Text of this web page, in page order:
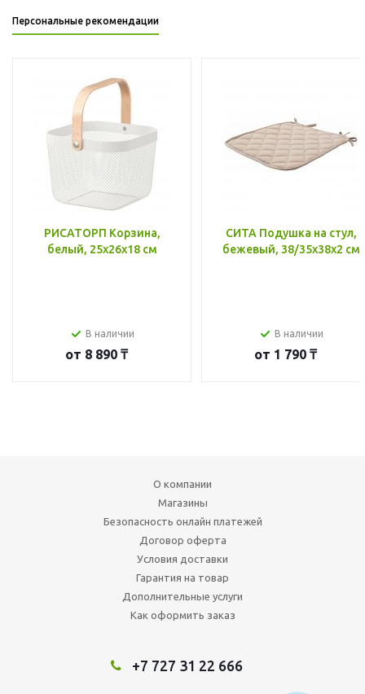
Персональные рекомендации
РИСАТОРП Корзина,
белый, 25x26x18 см
В наличии
от 8 890 ₸
СИТА Подушка на стул,
бежевый, 38/35x38x2 см
В наличии
от 1 790 ₸
О компании
Магазины
Безопасность онлайн платежей
Договор оферта
Условия доставки
Гарантия на товар
Дополнительные услуги
Как оформить заказ
+7 727 31 22 666